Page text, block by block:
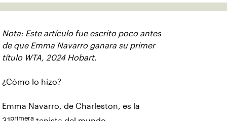
Nota: Este artículo fue escrito poco antes
de que Emma Navarro ganara su primer
título WTA, 2024 Hobart.
¿Cómo lo hizo?
Emma Navarro, de Charleston, es la
primera